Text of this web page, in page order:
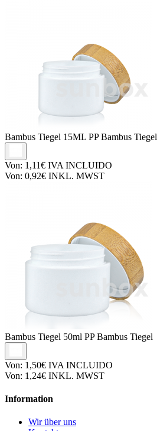
Bambus Tiegel 15ML PP Bambus Tiegel
Von: 1,11€ IVA INCLUIDO
Von: 0,92€ INKL. MWST
Bambus Tiegel 50ml PP Bambus Tiegel
Von: 1,50€ IVA INCLUIDO
Von: 1,24€ INKL. MWST
Information
Wir über uns